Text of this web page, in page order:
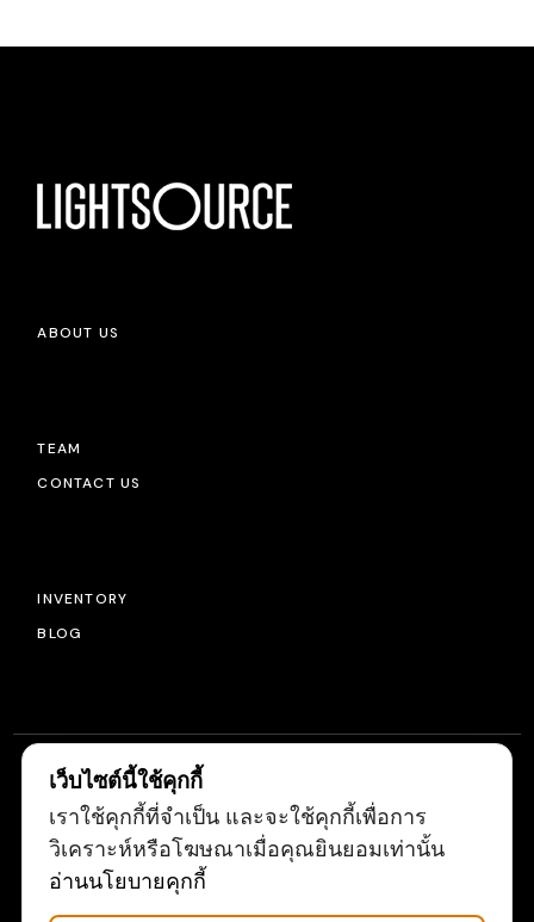
ABOUT US
TEAM
CONTACT US
INVENTORY
BLOG
© 2022LIGHTSOURCE, ALL RIGHTS RESERVED
เว็บไซต์นี้ใช้คุกกี้
เราใช้คุกกี้ที่จำเป็น และจะใช้คุกกี้เพื่อการ
วิเคราะห์หรือโฆษณาเมื่อคุณยินยอมเท่านั้น
อ่านนโยบายคุกกี้